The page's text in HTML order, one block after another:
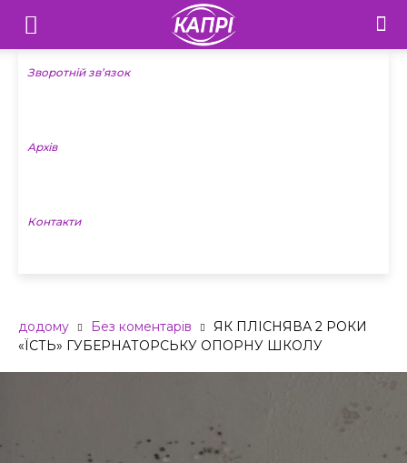
Телебачення
«Капрі»
Новини
Зворотній зв’язок
Архів
Контакти
додому Без коментарів
ЯК ПЛІСНЯВА 2 РОКИ
«ЇСТЬ» ГУБЕРНАТОРСЬКУ ОПОРНУ ШКОЛУ